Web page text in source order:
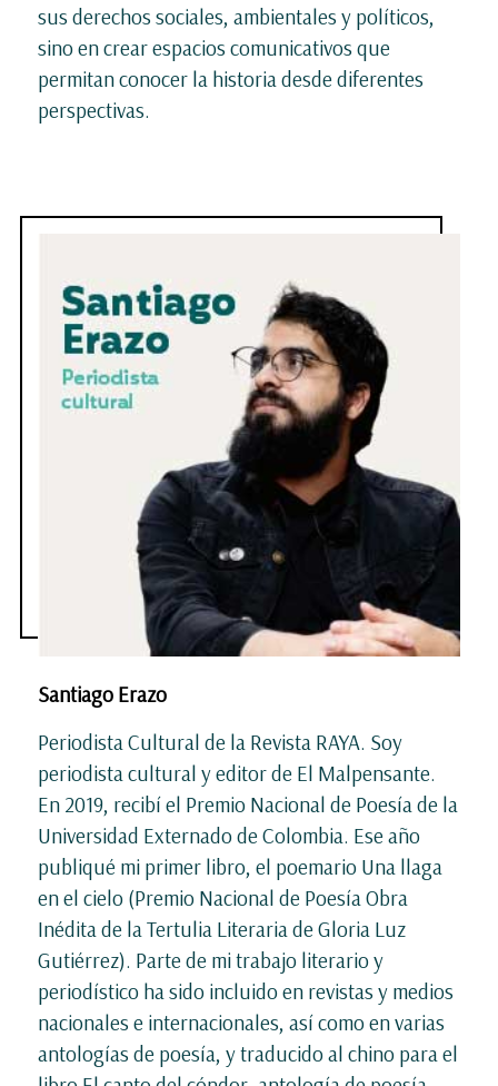
sus derechos sociales, ambientales y políticos,
sino en crear espacios comunicativos que
permitan conocer la historia desde diferentes
perspectivas.
Santiago Erazo
Periodista Cultural de la Revista RAYA. Soy
periodista cultural y editor de El Malpensante.
En 2019, recibí el Premio Nacional de Poesía de la
Universidad Externado de Colombia. Ese año
publiqué mi primer libro, el poemario Una llaga
en el cielo (Premio Nacional de Poesía Obra
Inédita de la Tertulia Literaria de Gloria Luz
Gutiérrez). Parte de mi trabajo literario y
periodístico ha sido incluido en revistas y medios
nacionales e internacionales, así como en varias
antologías de poesía, y traducido al chino para el